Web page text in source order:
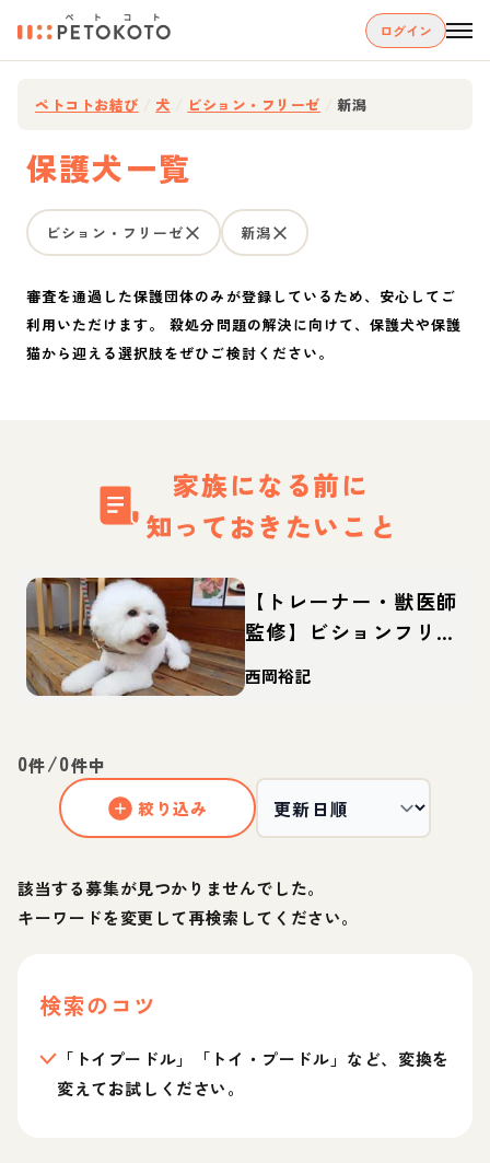
ログイン
ペトコトお結び 犬 ビション・フリーゼ 新潟
保護犬一覧
ビション・フリーゼ 新潟
審査を通過した保護団体のみが登録しているため、安心してご
利用いただけます。 殺処分問題の解決に向けて、保護犬や保護
猫から迎える選択肢をぜひご検討ください。
家族になる前に
知っておきたいこと
【トレーナー・獣医師
監修】ビションフリー
ゼってどんな犬？性
格・特徴・育て方・迎
西岡裕記
0件/0件中
絞り込み
該当する募集が見つかりませんでした。
キーワードを変更して再検索してください。
検索のコツ
「トイプードル」「トイ・プードル」など、変換を
変えてお試しください。